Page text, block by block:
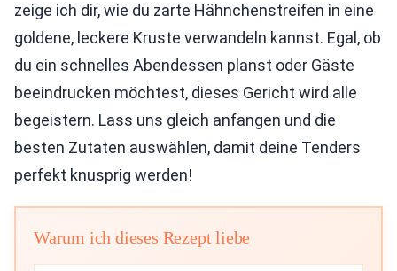
zeige ich dir, wie du zarte Hähnchenstreifen in eine
goldene, leckere Kruste verwandeln kannst. Egal, ob
du ein schnelles Abendessen planst oder Gäste
beeindrucken möchtest, dieses Gericht wird alle
begeistern. Lass uns gleich anfangen und die
besten Zutaten auswählen, damit deine Tenders
perfekt knusprig werden!
Warum ich dieses Rezept liebe